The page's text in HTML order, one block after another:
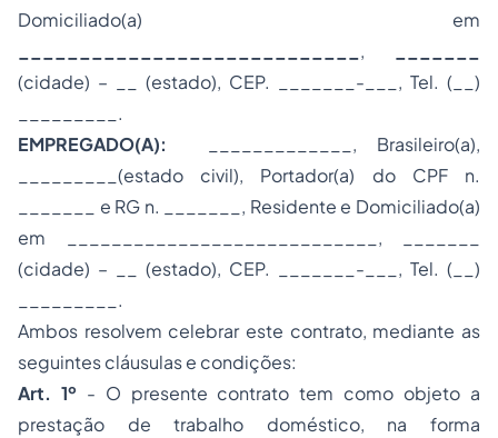
Domiciliado(a) em
,
(cidade) – __ (estado), CEP. _______-___, Tel. (__)
_________.
EMPREGADO(A): _____________, Brasileiro(a),
_________(estado civil), Portador(a) do CPF n.
_______ e RG n. _______, Residente e Domiciliado(a)
em ____________________________, _______
(cidade) – __ (estado), CEP. _______-___, Tel. (__)
_________.
Ambos resolvem celebrar este contrato, mediante as
seguintes cláusulas e condições:
Art. 1º - O presente contrato tem como objeto a
prestação de trabalho doméstico, na forma